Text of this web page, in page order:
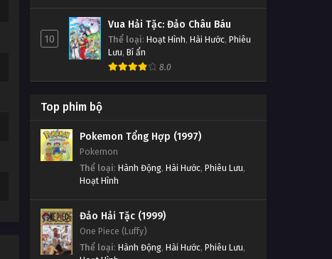
10
Vua Hải Tặc: Đảo Châu Báu
Thể loại: Hoạt Hình, Hài Hước, Phiêu
Lưu, Bí ẩn
8.0
Top phim bộ
Pokemon Tổng Hợp (1997)
Pokemon
Thể loại: Hành Động, Hài Hước, Phiêu Lưu,
Hoạt Hình
Đảo Hải Tặc (1999)
One Piece (Luffy)
Thể loại: Hành Động, Hài Hước, Phiêu Lưu,